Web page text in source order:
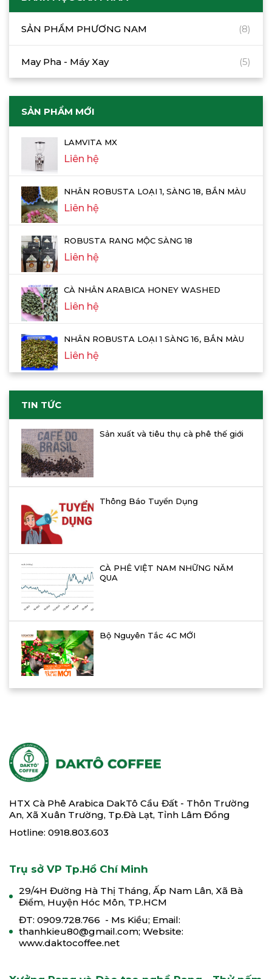
SẢN PHẨM PHƯƠNG NAM (8)
May Pha - Máy Xay (5)
SẢN PHẨM MỚI
LAMVITA MX
Liên hệ
NHÂN ROBUSTA LOẠI 1, SÀNG 18, BẮN MÀU
Liên hệ
ROBUSTA RANG MỘC SÀNG 18
Liên hệ
CÀ NHÂN ARABICA HONEY WASHED
Liên hệ
NHÂN ROBUSTA LOẠI 1 SÀNG 16, BẮN MÀU
Liên hệ
TIN TỨC
Sản xuất và tiêu thụ cà phê thế giới
Thông Báo Tuyển Dụng
CÀ PHÊ VIỆT NAM NHỮNG NĂM
QUA
Bộ Nguyên Tắc 4C MỚI
HTX Cà Phê Arabica DakTô Cầu Đất - Thôn Trường
An, Xã Xuân Trường, Tp.Đà Lạt, Tỉnh Lâm Đồng
Hotline: 0918.803.603
Trụ sở VP Tp.Hồ Chí Minh
29/4H Đường Hà Thị Tháng, Ấp Nam Lân, Xã Bà
Điểm, Huyện Hóc Môn, TP.HCM
ĐT: 0909.728.766 - Ms Kiều; Email:
thanhkieu80@gmail.com; Website:
www.daktocoffee.net